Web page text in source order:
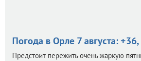
Погода в Орле 7 августа:
Предстоит пережить очень жаркую